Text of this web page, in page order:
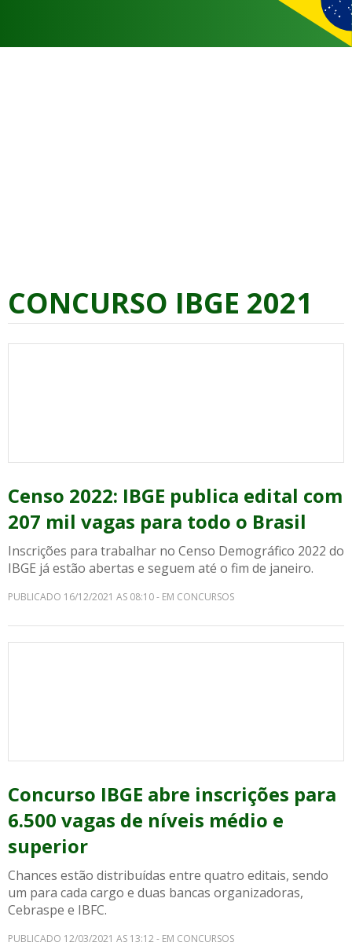
CONCURSO IBGE 2021
Censo 2022: IBGE publica edital com
207 mil vagas para todo o Brasil
Inscrições para trabalhar no Censo Demográfico 2022 do
IBGE já estão abertas e seguem até o fim de janeiro.
PUBLICADO 16/12/2021 AS 08:10 - EM CONCURSOS
Concurso IBGE abre inscrições para
6.500 vagas de níveis médio e
superior
Chances estão distribuídas entre quatro editais, sendo
um para cada cargo e duas bancas organizadoras,
Cebraspe e IBFC.
PUBLICADO 12/03/2021 AS 13:12 - EM CONCURSOS